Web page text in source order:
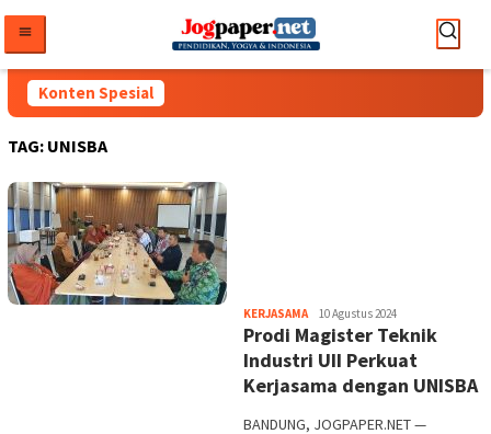
konten
Konten Spesial
TAG: UNISBA
KERJASAMAHeri
Purwata
10 Agustus 2024
Prodi Magister Teknik
Industri UII Perkuat
Kerjasama dengan UNISBA
BANDUNG, JOGPAPER.NET —